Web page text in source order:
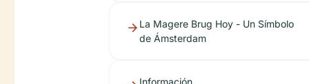
La Magere Brug Hoy - Un Símbolo
de Ámsterdam
Información